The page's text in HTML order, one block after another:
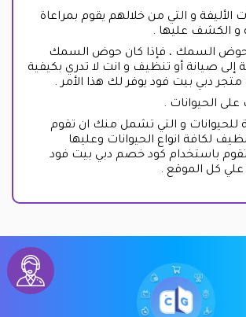
الأليفة و التي من خلالهم يقوم بمراعاة
و الكشف عليها .
السمك ، فإذا كان حوض السمك
صيانة أو تنظيف و انت لا تدري بكيفية
متجر دبي بيت فود يوفر لك هذا الأمر .
الحيوانات .
للحيوانات و التي تشمل منك ان تقوم
لكافة انواع الحيوانات وعليها
باستخدام كود خصم دبي بيت فود